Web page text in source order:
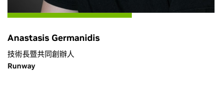
Anastasis Germanidis
技術長暨共同創辦人
Runway